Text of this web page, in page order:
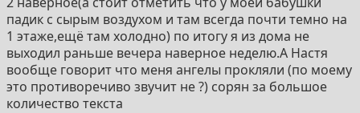
падик с сырым воздухом и там всегда почти темно на
1 этаже,ещё там холодно) по итогу я из дома не
выходил раньше вечера наверное неделю.А Настя
вообще говорит что меня ангелы прокляли (по моему
это противоречиво звучит не ?) сорян за большое
количество текста